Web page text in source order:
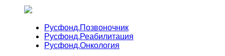
Русфонд.Позвоночник
Русфонд.Реабилитация
Русфонд.Онкология